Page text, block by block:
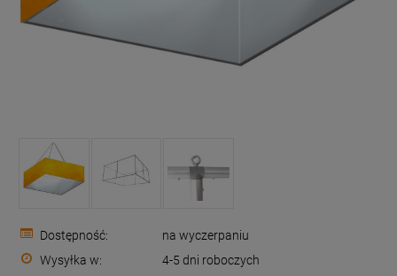
Dostępność:
na wyczerpaniu
Wysyłka w:
4-5 dni roboczych